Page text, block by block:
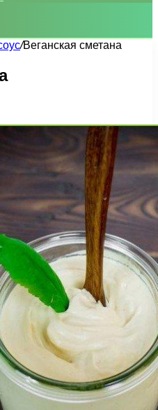
/Веганская сметана